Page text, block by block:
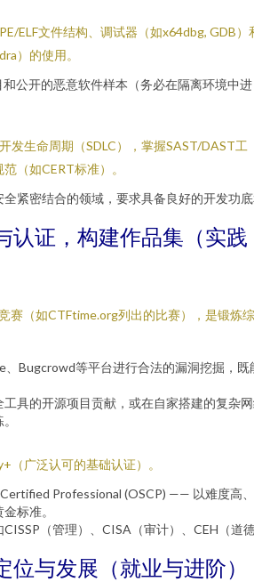
ELF文件结构、调试器（如x64dbg, GDB）
）的使用。
和公开的恶意软件样本（务必在隔离环境中进
发生命周期（SDLC），掌握SAST/DAST工
（如CERT标准）。
全紧密结合的领域，要求具备良好的开发功
认证，构建作品集（实践
赛（如CTFtime.org列出的比赛），是锻炼
、Bugcrowd等平台进行合法的漏洞挖掘，既
工具的开源项目贡献，或在自家搭建的复杂
（广泛认可的基础认证）。
Professional (OSCP) —— 以难度高
标准。
CISSP（管理）、CISA（审计）、CEH（道
与发展（就业与进阶）